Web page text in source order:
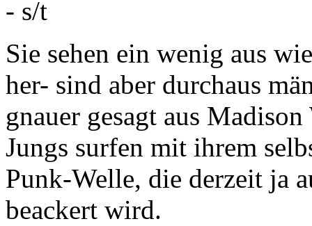
Sie sehen ein wenig aus
her- sind aber durchaus
gnauer gesagt aus
Jungs surfen mit ihrem
Punk-Welle, die derzeit ja
beackert wird.